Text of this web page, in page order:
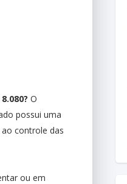
O
possui uma
controle das
ou em